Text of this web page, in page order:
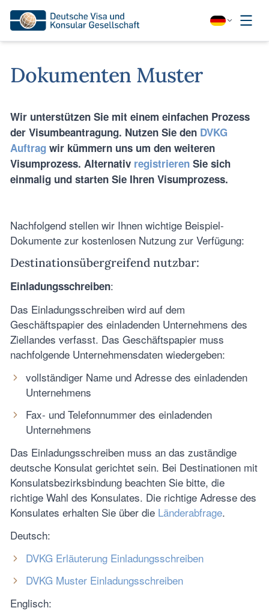
Dokumenten Muster
Wir unterstützen Sie mit einem einfachen Prozess
der Visumbeantragung. Nutzen Sie den DVKG
Auftrag wir kümmern uns um den weiteren
Visumprozess. Alternativ registrieren Sie sich
einmalig und starten Sie Ihren Visumprozess.
Nachfolgend stellen wir Ihnen wichtige Beispiel-
Dokumente zur kostenlosen Nutzung zur Verfügung:
Destinationsübergreifend nutzbar:
Einladungsschreiben:
Das Einladungsschreiben wird auf dem
Geschäftspapier des einladenden Unternehmens des
Ziellandes verfasst. Das Geschäftspapier muss
nachfolgende Unternehmensdaten wiedergeben:
vollständiger Name und Adresse des einladenden
Unternehmens
Fax- und Telefonnummer des einladenden
Unternehmens
Das Einladungsschreiben muss an das zuständige
deutsche Konsulat gerichtet sein. Bei Destinationen mit
Konsulatsbezirksbindung beachten Sie bitte, die
richtige Wahl des Konsulates. Die richtige Adresse des
Konsulates erhalten Sie über die Länderabfrage.
Deutsch:
DVKG Erläuterung Einladungsschreiben
DVKG Muster Einladungsschreiben
Englisch: